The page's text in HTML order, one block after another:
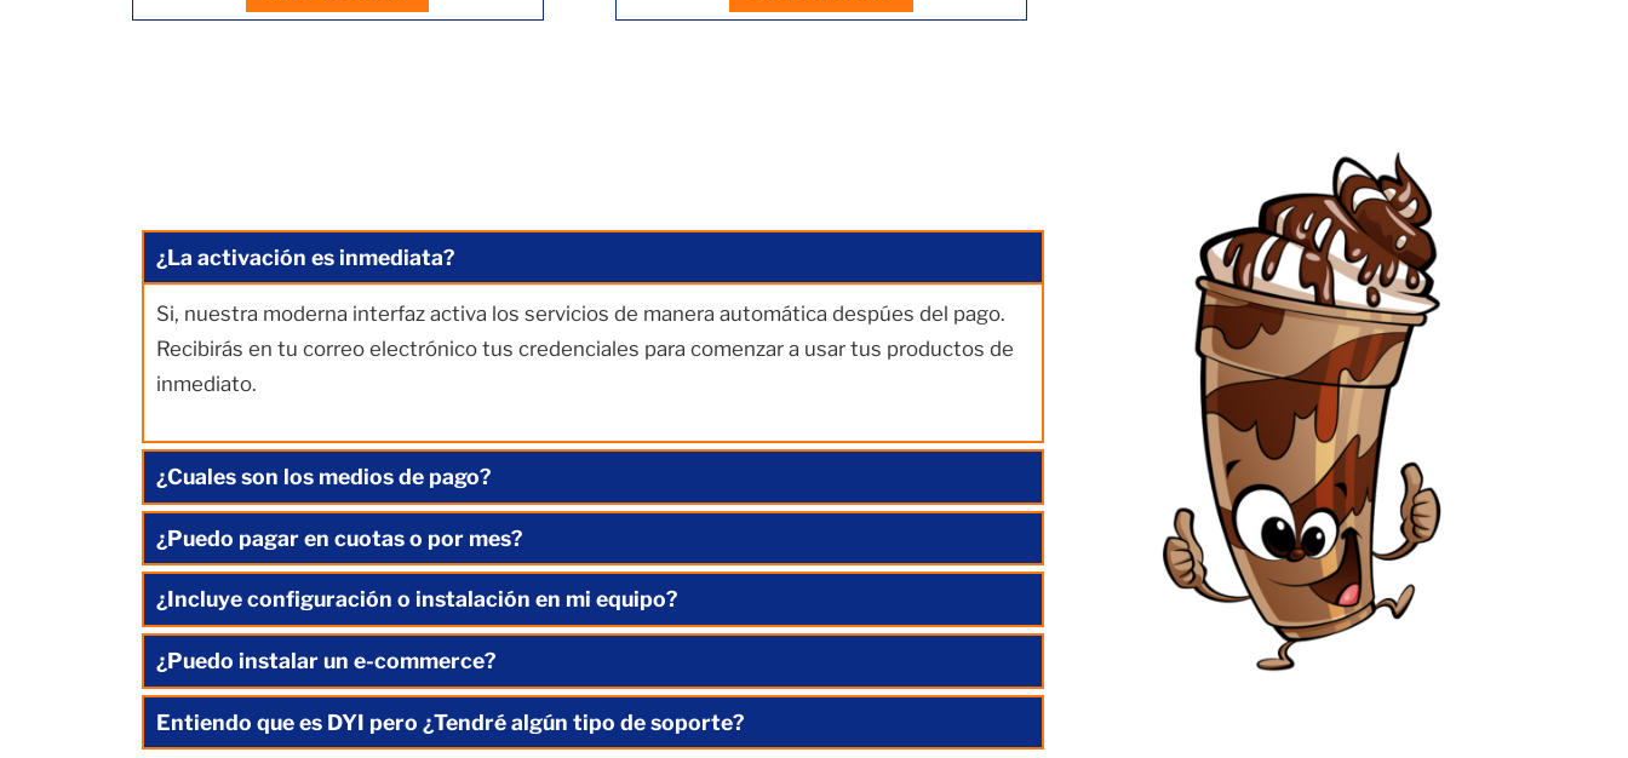
¿La activación es inmediata?
Si, nuestra moderna interfaz activa los servicios de manera automática despúes del pago.
Recibirás en tu correo electrónico tus credenciales para comenzar a usar tus productos de
inmediato.
¿Cuales son los medios de pago?
¿Puedo pagar en cuotas o por mes?
¿Incluye configuración o instalación en mi equipo?
¿Puedo instalar un e-commerce?
Entiendo que es DYI pero ¿Tendré algún tipo de soporte?